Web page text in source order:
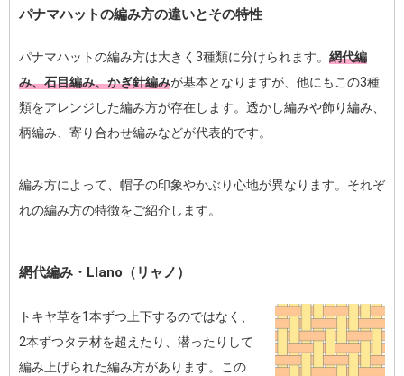
パナマハットの編み方の違いとその特性
パナマハットの編み方は大きく3種類に分けられます。 網代編
み、石目編み、かぎ針編みが基本となりますが、他にもこの3種
類をアレンジした編み方が存在します。透かし編みや飾り編み、
柄編み、寄り合わせ編みなどが代表的です。
編み方によって、帽子の印象やかぶり心地が異なります。それぞ
れの編み方の特徴をご紹介します。
網代編み・Llano（リャノ）
トキヤ草を1本ずつ上下するのではなく、
2本ずつタテ材を超えたり、潜ったりして
編み上げられた編み方があります。この